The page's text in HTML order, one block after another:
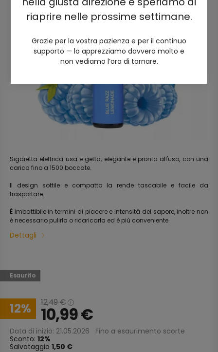
riaprire nelle prossime settimane.
Grazie per la vostra pazienza e per il continuo
supporto — lo apprezziamo davvero molto e
non vediamo l’ora di tornare.
Sigaretta elettrica usa e getta, elegante e pronta all'uso, con una
carica fino a 1500 boccate.
Il design sottile e compatto la rende tascabile e facile da
trasportare.
È imbattibile in termini di piacere e intensità del sapore, inoltre non
è necessario pulirla o ricaricarla ed è più conveniente.
Dettagli
Esaurito
12 12,49€
10,99€
Data di inizio: 21.05.2026
Fino a esaurimento scorte
Sconto: 12
Salvataggio 1,50 €